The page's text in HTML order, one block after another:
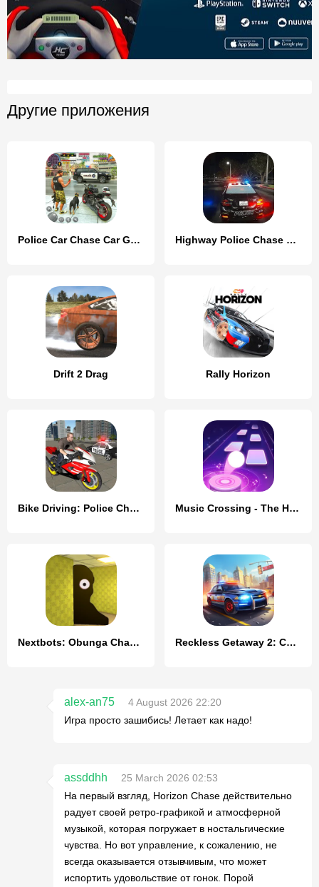
Другие приложения
Police Car Chase Car Games Highway Police Chase Simulator
Drift 2 Drag Rally Horizon
Bike Driving: Police Chase Music Crossing - The Horizon
Nextbots: Obunga Chase Rooms Reckless Getaway 2: Car Chase
alex-an75
4 August 2026 22:20
Игра просто зашибись! Летает как надо!
assddhh
25 March 2026 02:53
На первый взгляд, Horizon Chase действительно
радует своей ретро-графикой и атмосферной
музыкой, которая погружает в ностальгические
чувства. Но вот управление, к сожалению, не
всегда оказывается отзывчивым, что может
испортить удовольствие от гонок. Порой